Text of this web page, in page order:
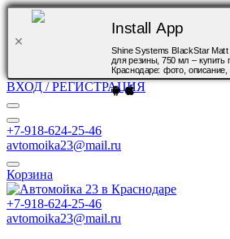
Install App
Shine Systems BlackStar
для резины, 750 мл – купить
Краснодаре: фото, описание,
ВХОД / РЕГИСТРАЦИЯ
+7-918-624-25-46
avtomoika23@mail.ru
Корзина
+7-918-624-25-46
avtomoika23@mail.ru